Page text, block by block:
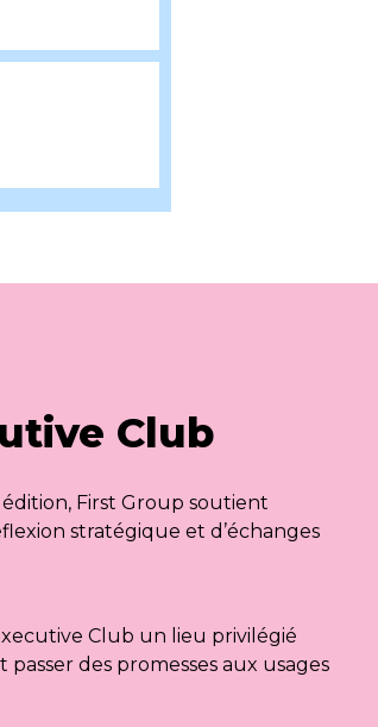
Club
First Group soutient
stratégique et d’échanges
Club un lieu privilégié
des promesses aux usages